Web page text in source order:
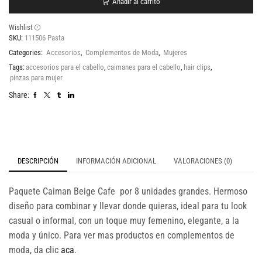
Wishlist
SKU: 111506 Pasta
Categories: Accesorios Complementos de Moda Mujeres
Tags: accesorios para el cabello caimanes para el cabello hair clips
pinzas para mujer
Share:
DESCRIPCIÓN INFORMACIÓN ADICIONAL VALORACIONES (0)
Paquete Caiman Beige Cafe por 8 unidades grandes. Hermoso
diseño para combinar y llevar donde quieras, ideal para tu look
casual o informal, con un toque muy femenino, elegante, a la
moda y único. Para ver mas productos en complementos de
moda, da clic aca.